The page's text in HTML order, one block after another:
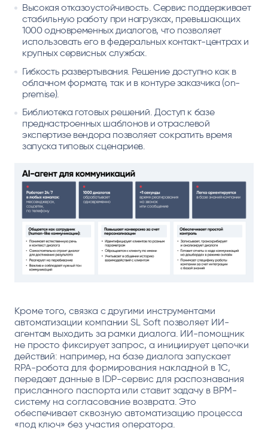
Высокая отказоустойчивость. Сервис поддерживает
стабильную работу при нагрузках, превышающих
1000 одновременных диалогов, что позволяет
использовать его в федеральных контакт-центрах и
крупных сервисных службах.
Гибкость развертывания. Решение доступно как в
облачном формате, так и в контуре заказчика (on-
premise).
Библиотека готовых решений. Доступ к базе
преднастроенных шаблонов и отраслевой
экспертизе вендора позволяет сократить время
запуска типовых сценариев.
Кроме того, связка с другими инструментами
автоматизации компании SL Soft позволяет ИИ-
агентам выходить за рамки диалога. ИИ-помощник
не просто фиксирует запрос, а инициирует цепочки
действий: например, на базе диалога запускает
RPA-робота для формирования накладной в 1С,
передает данные в IDP-сервис для распознавания
присланного паспорта или ставит задачу в BPM-
систему на согласование возврата. Это
обеспечивает сквозную автоматизацию процесса
«под ключ» без участия оператора.